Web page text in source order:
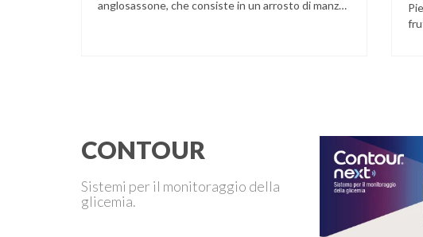
anglosassone, che consiste in un arrosto di manzo
CONTOUR
Sistemi per il monitoraggio della
glicemia.